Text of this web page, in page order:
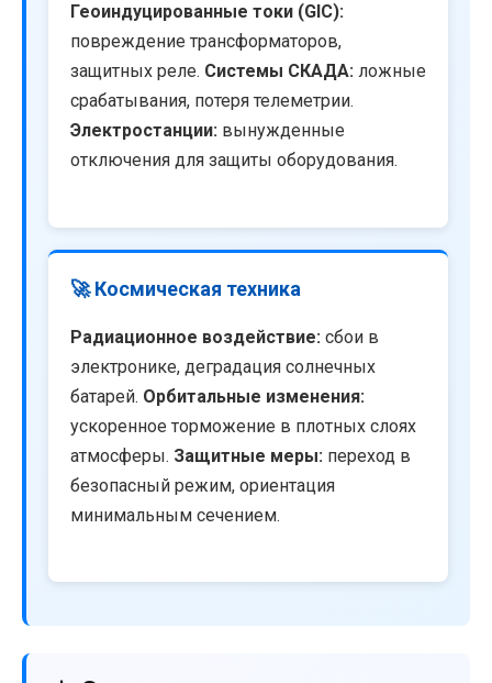
Геоиндуцированные токи (GIC):
повреждение трансформаторов,
защитных реле. Системы СКАДА: ложные
срабатывания, потеря телеметрии.
Электростанции: вынужденные
отключения для защиты оборудования.
🚀 Космическая техника
Радиационное воздействие: сбои в
электронике, деградация солнечных
батарей. Орбитальные изменения:
ускоренное торможение в плотных слоях
атмосферы. Защитные меры: переход в
безопасный режим, ориентация
минимальным сечением.